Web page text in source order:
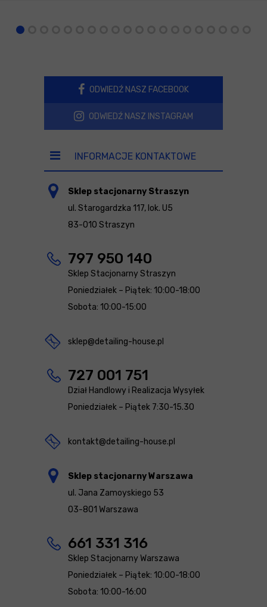
ODWIEDŹ NASZ FACEBOOK
ODWIEDŹ NASZ INSTAGRAM
INFORMACJE KONTAKTOWE
Sklep stacjonarny Straszyn
ul. Starogardzka 117, lok. U5
83-010 Straszyn
797 950 140
Sklep Stacjonarny Straszyn
Poniedziałek – Piątek: 10:00-18:00
Sobota: 10:00-15:00
sklep@detailing-house.pl
727 001 751
Dział Handlowy i Realizacja Wysyłek
Poniedziałek – Piątek 7:30-15.30
kontakt@detailing-house.pl
Sklep stacjonarny Warszawa
ul. Jana Zamoyskiego 53
03-801 Warszawa
661 331 316
Sklep Stacjonarny Warszawa
Poniedziałek – Piątek: 10:00-18:00
Sobota: 10:00-16:00